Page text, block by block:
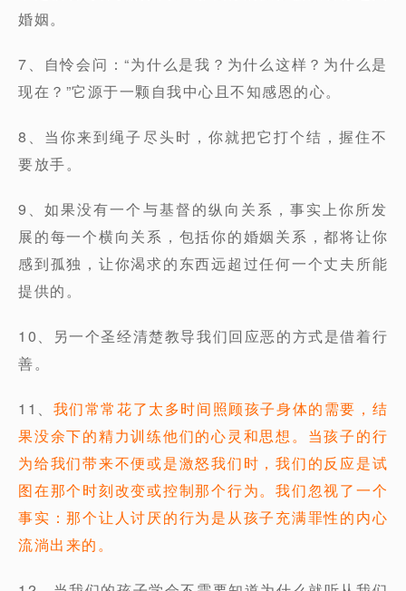
婚姻。
7、自怜会问：“为什么是我？为什么这样？为什么是
现在？”它源于一颗自我中心且不知感恩的心。
8、当你来到绳子尽头时，你就把它打个结，握住不
要放手。
9、如果没有一个与基督的纵向关系，事实上你所发
展的每一个横向关系，包括你的婚姻关系，都将让你
感到孤独，让你渴求的东西远超过任何一个丈夫所能
提供的。
10、另一个圣经清楚教导我们回应恶的方式是借着行
善。
11、 我们常常花了太多时间照顾孩子身体的需要，结
果没余下的精力训练他们的心灵和思想。当孩子的行
为给我们带来不便或是激怒我们时，我们的反应是试
图在那个时刻改变或控制那个行为。我们忽视了一个
事实：那个让人讨厌的行为是从孩子充满罪性的内心
流淌出来的。